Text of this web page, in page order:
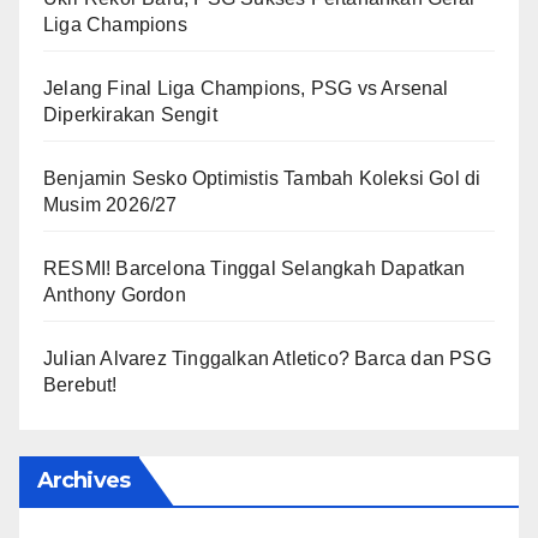
Liga Champions
Jelang Final Liga Champions, PSG vs Arsenal
Diperkirakan Sengit
Benjamin Sesko Optimistis Tambah Koleksi Gol di
Musim 2026/27
RESMI! Barcelona Tinggal Selangkah Dapatkan
Anthony Gordon
Julian Alvarez Tinggalkan Atletico? Barca dan PSG
Berebut!
Archives